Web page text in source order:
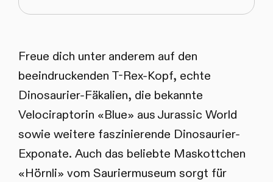
Freue dich unter anderem auf den
beeindruckenden T-Rex-Kopf, echte
Dinosaurier-Fäkalien, die bekannte
Velociraptorin «Blue» aus Jurassic World
sowie weitere faszinierende Dinosaurier-
Exponate. Auch das beliebte Maskottchen
«Hörnli» vom Sauriermuseum sorgt für